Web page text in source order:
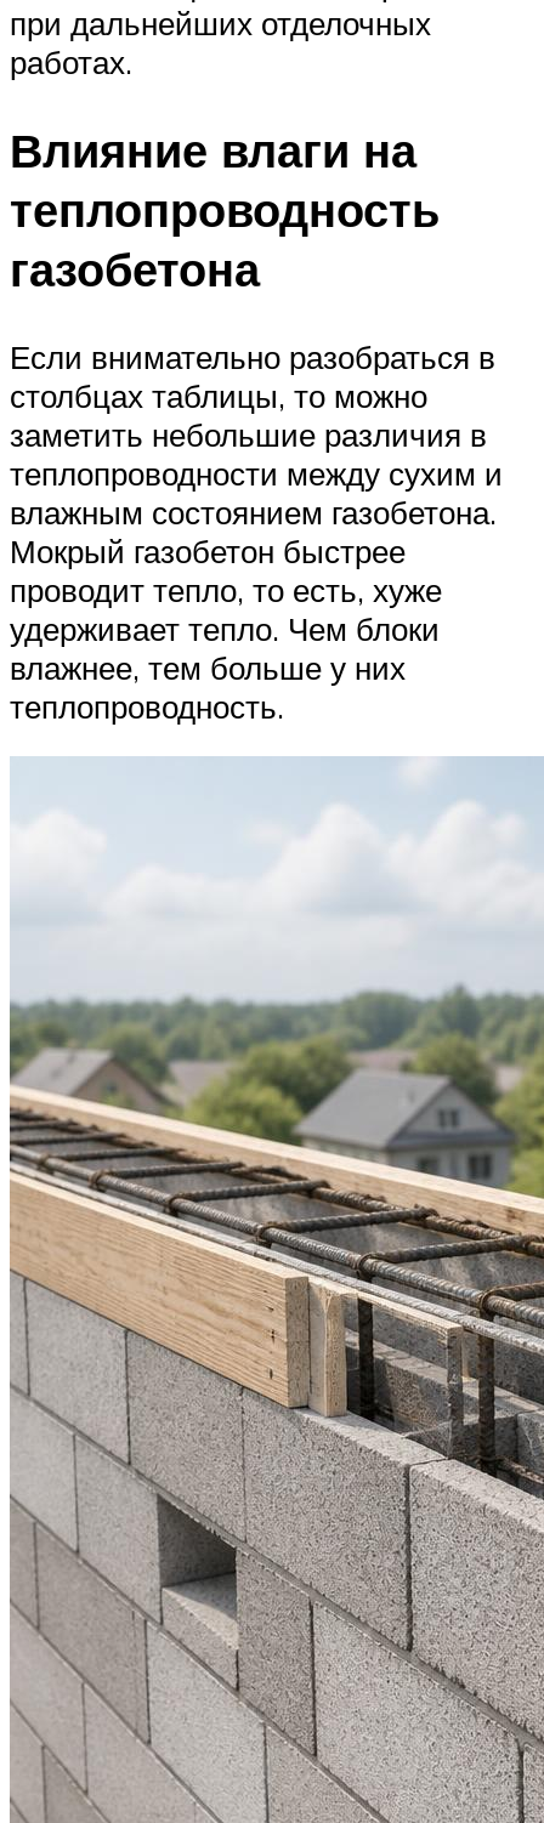
при дальнейших отделочных
работах.
Влияние влаги на
теплопроводность
газобетона
Если внимательно разобраться в
столбцах таблицы, то можно
заметить небольшие различия в
теплопроводности между сухим и
влажным состоянием газобетона.
Мокрый газобетон быстрее
проводит тепло, то есть, хуже
удерживает тепло. Чем блоки
влажнее, тем больше у них
теплопроводность.